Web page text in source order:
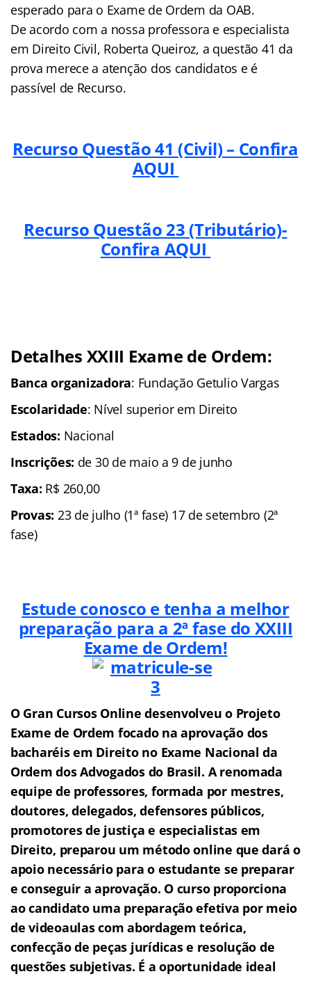
esperado para o Exame de Ordem da OAB.
De acordo com a nossa professora e especialista
em Direito Civil, Roberta Queiroz, a questão 41 da
prova merece a atenção dos candidatos e é
passível de Recurso.
Recurso Questão 41 (Civil) – Confira
AQUI
Recurso Questão 23 (Tributário)-
Confira AQUI
Detalhes XXIII Exame de Ordem:
Banca organizadora: Fundação Getulio Vargas
Escolaridade: Nível superior em Direito
Estados: Nacional
Inscrições: de 30 de maio a 9 de junho
Taxa: R$ 260,00
Provas: 23 de julho (1ª fase) 17 de setembro (2ª
fase)
Estude conosco e tenha a melhor
preparação para a 2ª fase do XXIII
Exame de Ordem!
O Gran Cursos Online desenvolveu o Projeto
Exame de Ordem focado na aprovação dos
bacharéis em Direito no Exame Nacional da
Ordem dos Advogados do Brasil. A renomada
equipe de professores, formada por mestres,
doutores, delegados, defensores públicos,
promotores de justiça e especialistas em
Direito, preparou um método online que dará o
apoio necessário para o estudante se preparar
e conseguir a aprovação. O curso proporciona
ao candidato uma preparação efetiva por meio
de videoaulas com abordagem teórica,
confecção de peças jurídicas e resolução de
questões subjetivas. É a oportunidade ideal